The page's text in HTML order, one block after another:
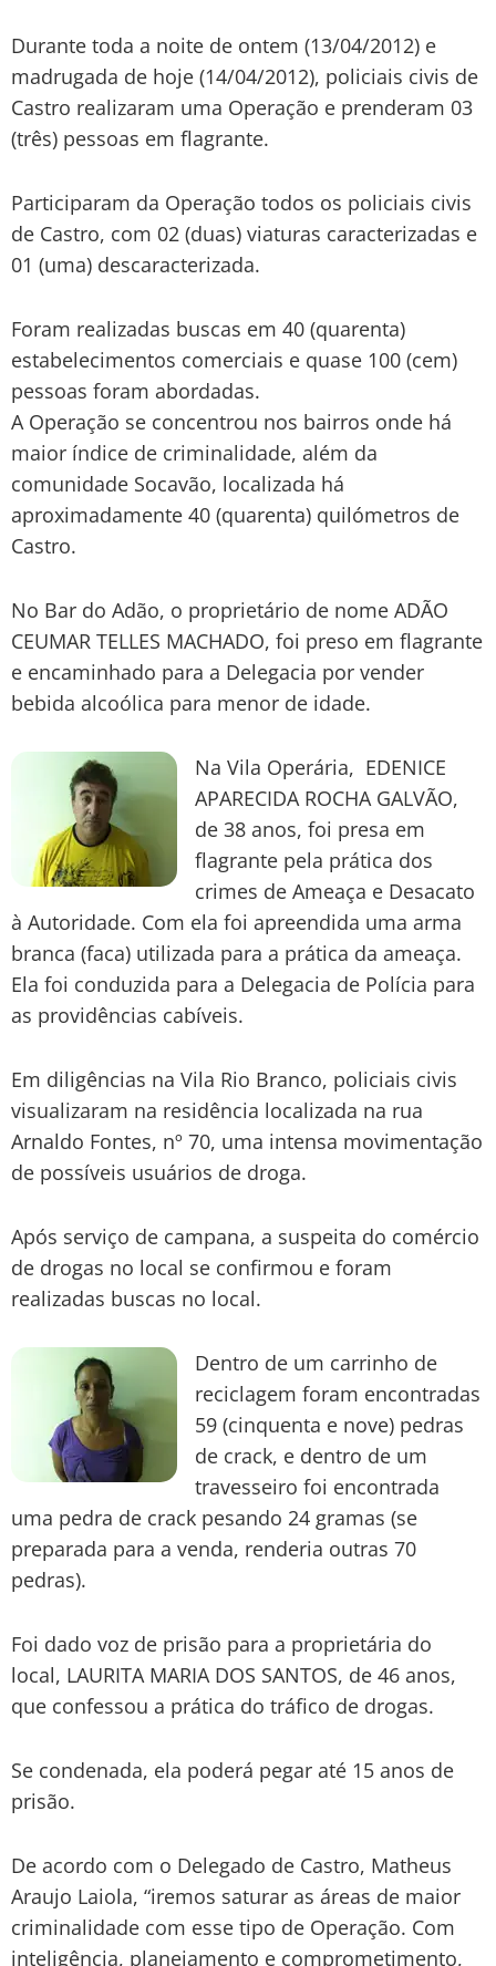
Durante toda a noite de ontem (13/04/2012) e
madrugada de hoje (14/04/2012), policiais civis de
Castro realizaram uma Operação e prenderam 03
(três) pessoas em flagrante.
Participaram da Operação todos os policiais civis
de Castro, com 02 (duas) viaturas caracterizadas e
01 (uma) descaracterizada.
Foram realizadas buscas em 40 (quarenta)
estabelecimentos comerciais e quase 100 (cem)
pessoas foram abordadas.
A Operação se concentrou nos bairros onde há
maior índice de criminalidade, além da
comunidade Socavão, localizada há
aproximadamente 40 (quarenta) quilómetros de
Castro.
No Bar do Adão, o proprietário de nome ADÃO
CEUMAR TELLES MACHADO, foi preso em flagrante
e encaminhado para a Delegacia por vender
bebida alcoólica para menor de idade.
Na Vila Operária, EDENICE
APARECIDA ROCHA GALVÃO,
de 38 anos, foi presa em
flagrante pela prática dos
crimes de Ameaça e Desacato
à Autoridade. Com ela foi apreendida uma arma
branca (faca) utilizada para a prática da ameaça.
Ela foi conduzida para a Delegacia de Polícia para
as providências cabíveis.
Em diligências na Vila Rio Branco, policiais civis
visualizaram na residência localizada na rua
Arnaldo Fontes, nº 70, uma intensa movimentação
de possíveis usuários de droga.
Após serviço de campana, a suspeita do comércio
de drogas no local se confirmou e foram
realizadas buscas no local.
Dentro de um carrinho de
reciclagem foram encontradas
59 (cinquenta e nove) pedras
de crack, e dentro de um
travesseiro foi encontrada
uma pedra de crack pesando 24 gramas (se
preparada para a venda, renderia outras 70
pedras).
Foi dado voz de prisão para a proprietária do
local, LAURITA MARIA DOS SANTOS, de 46 anos,
que confessou a prática do tráfico de drogas.
Se condenada, ela poderá pegar até 15 anos de
prisão.
De acordo com o Delegado de Castro, Matheus
Araujo Laiola, “iremos saturar as áreas de maior
criminalidade com esse tipo de Operação. Com
inteligência, planejamento e comprometimento,